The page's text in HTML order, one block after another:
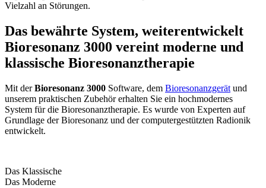
Vielzahl an Störungen.
Das bewährte System, weiterentwickelt
Bioresonanz 3000 vereint moderne und
klassische Bioresonanztherapie
Mit derBioresonanz 3000 Software, dem Bioresonanzgerät und
unserem praktischen Zubehör erhalten Sie ein hochmodernes
System für die Bioresonanztherapie. Es wurde von Experten auf
Grundlage der Bioresonanz und der computergestützten Radionik
entwickelt.
Das Klassische
Das Moderne